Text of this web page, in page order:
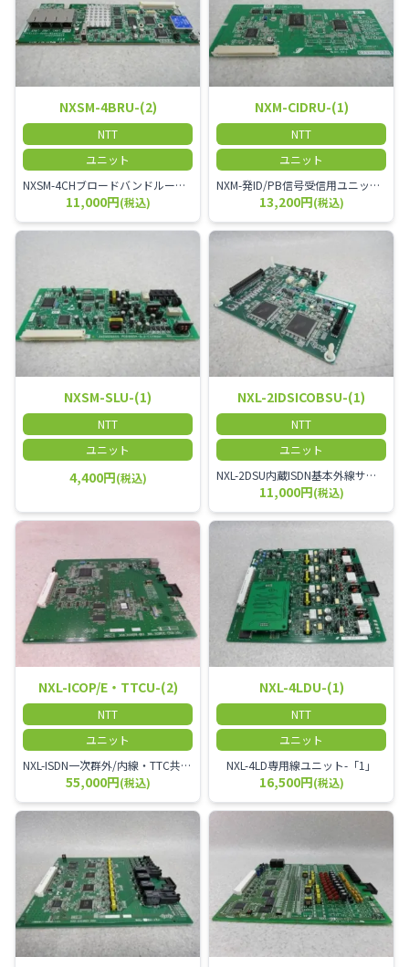
NXSM-4BRU-(2)
NTT
ユニット
NXSM-4CHブロードバンドルータユニット-「2」ひかり電話オフィスタイプ フレッツ光ネクスト複数拠点をお持ちならひかり電話オフィスＡ（エース）
11,000円(税込)
NXM-CIDRU-(1)
NTT
ユニット
NXM-発ID/PB信号受信用ユニット-「1」
13,200円(税込)
NXSM-SLU-(1)
NTT
ユニット
4,400円(税込)
NXL-2IDSICOBSU-(1)
NTT
ユニット
NXL-2DSU内蔵ISDN基本外線サブユニット-「1」
11,000円(税込)
NXL-ICOP/E・TTCU-(2)
NTT
ユニット
NXL-ISDN一次群外/内線・TTC共通線ユニット-「2」
55,000円(税込)
NXL-4LDU-(1)
NTT
ユニット
NXL-4LD専用線ユニット-「1」
16,500円(税込)